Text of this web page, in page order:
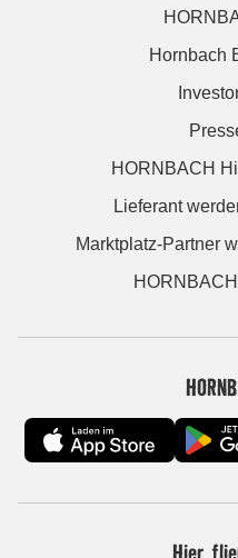
Hornbach
HORNBACH
Lieferant
Marktplatz-Partner